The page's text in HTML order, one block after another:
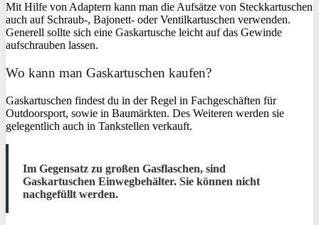
Mit Hilfe von Adaptern kann man die Aufsätze von Steckkartuschen
auch auf Schraub-, Bajonett- oder Ventilkartuschen verwenden.
Generell sollte sich eine Gaskartusche leicht auf das Gewinde
aufschrauben lassen.
Wo kann man Gaskartuschen kaufen?
Gaskartuschen findest du in der Regel in Fachgeschäften für
Outdoorsport, sowie in Baumärkten. Des Weiteren werden sie
gelegentlich auch in Tankstellen verkauft.
Im Gegensatz zu großen Gasflaschen, sind
Gaskartuschen Einwegbehälter. Sie können nicht
nachgefüllt werden.